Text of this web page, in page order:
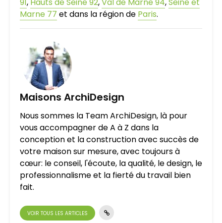
Marne 77 et dans la région de Paris.
Maisons ArchiDesign
Nous sommes la Team ArchiDesign, là pour
vous accompagner de A à Z dans la
conception et la construction avec succès de
votre maison sur mesure, avec toujours à
cœur: le conseil, l'écoute, la qualité, le design, le
professionnalisme et la fierté du travail bien
fait.
VOIR TOUS LES ARTICLES